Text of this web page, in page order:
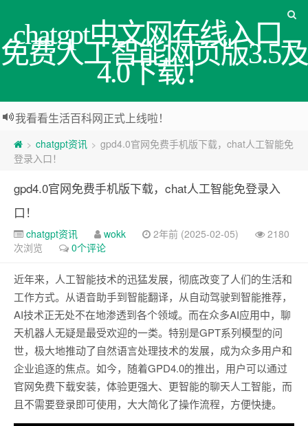
chatgpt中文网在线入口_
免费人工智能网页版3.5及
4.0下载！
我看看生活百科网正式上线啦！
> chatgpt资讯 > gpd4.0官网免费手机版下载，chat人工智能免
登录入口！
gpd4.0官网免费手机版下载，chat人工智能免登录入
口！
chatgpt资讯 wokk 2年前 (2025-02-05)
2180
次浏览
0个评论
近年来，人工智能技术的迅猛发展，彻底改变了人们的生活和
工作方式。从语音助手到智能翻译，从自动驾驶到智能推荐，
AI技术正无处不在地渗透到各个领域。而在众多AI应用中，聊
天机器人无疑是最受欢迎的一类。特别是GPT系列模型的问
世，极大地推动了自然语言处理技术的发展，成为众多用户和
企业追逐的焦点。如今，随着GPD4.0的推出，用户可以通过
官网免费下载安装，体验更强大、更智能的聊天人工智能，而
且不需要登录即可使用，大大简化了操作流程，方便快捷。